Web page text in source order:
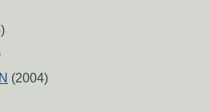
(2004)